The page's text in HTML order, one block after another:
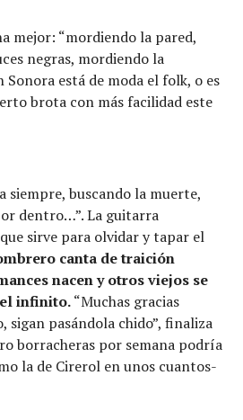
mejor: “mordiendo la pared,
negras, mordiendo la
Sonora está de moda el folk, o es
brota con más facilidad este
siempre, buscando la muerte,
dentro…”. La guitarra
sirve para olvidar y tapar el
canta de traición
nacen y otros viejos se
el infinito.“Muchas gracias
sigan pasándola chido”, finaliza
borracheras por semana podría
la de Cirerol en unos cuantos-